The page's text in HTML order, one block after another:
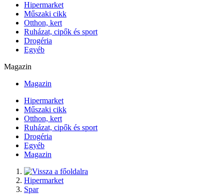
Hipermarket
Műszaki cikk
Otthon, kert
Ruházat, cipők és sport
Drogéria
Egyéb
Magazin
Magazin
Hipermarket
Műszaki cikk
Otthon, kert
Ruházat, cipők és sport
Drogéria
Egyéb
Magazin
Hipermarket
Spar